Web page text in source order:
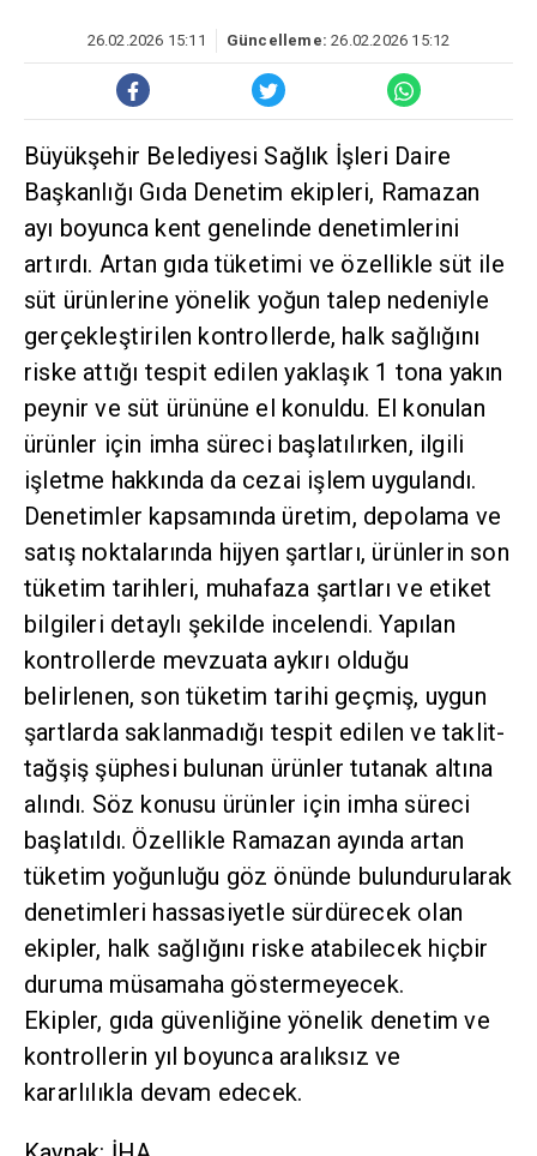
26.02.2026 15:11 Güncelleme: 26.02.2026 15:12
Büyükşehir Belediyesi Sağlık İşleri Daire
Başkanlığı Gıda Denetim ekipleri, Ramazan
ayı boyunca kent genelinde denetimlerini
artırdı. Artan gıda tüketimi ve özellikle süt ile
süt ürünlerine yönelik yoğun talep nedeniyle
gerçekleştirilen kontrollerde, halk sağlığını
riske attığı tespit edilen yaklaşık 1 tona yakın
peynir ve süt ürününe el konuldu. El konulan
ürünler için imha süreci başlatılırken, ilgili
işletme hakkında da cezai işlem uygulandı.
Denetimler kapsamında üretim, depolama ve
satış noktalarında hijyen şartları, ürünlerin son
tüketim tarihleri, muhafaza şartları ve etiket
bilgileri detaylı şekilde incelendi. Yapılan
kontrollerde mevzuata aykırı olduğu
belirlenen, son tüketim tarihi geçmiş, uygun
şartlarda saklanmadığı tespit edilen ve taklit-
tağşiş şüphesi bulunan ürünler tutanak altına
alındı. Söz konusu ürünler için imha süreci
başlatıldı. Özellikle Ramazan ayında artan
tüketim yoğunluğu göz önünde bulundurularak
denetimleri hassasiyetle sürdürecek olan
ekipler, halk sağlığını riske atabilecek hiçbir
duruma müsamaha göstermeyecek.
Ekipler, gıda güvenliğine yönelik denetim ve
kontrollerin yıl boyunca aralıksız ve
kararlılıkla devam edecek.